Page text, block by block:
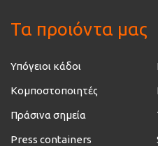
Τα προιόντα μας
Υπόγειοι κάδοι
Κομποστοποιητές
Πράσινα σημεία
Press containers